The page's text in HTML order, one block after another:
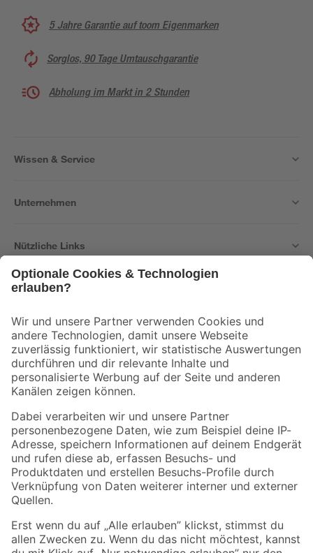
5 Jahre Garantie auf toom Eigenmarken
Sorglos, 90 Tage Umtauschgarantie
Abholung im Markt in 2 Stunden
Wissen & Service
Unternehmen
Nützliche Links
Der toom Newsletter: Keine Angebote und Aktionen mehr verpassen!
Zur Newsletter Anmeldung
Folge uns
Zahlungsarten Versandarten
Sicher einkaufen